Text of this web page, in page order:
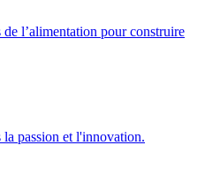
l’alimentation pour construire
la passion et l'innovation.